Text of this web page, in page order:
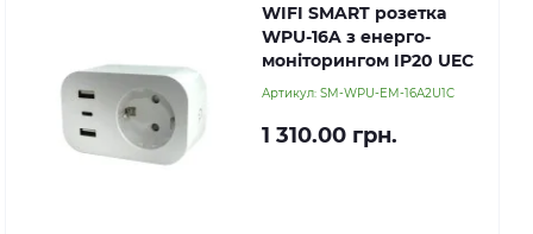
WIFI SMART розетка
WPU-16A з енерго-
моніторингом IP20 UEC
Артикул: SM-WPU-EM-16A2U1C
1 310.00 грн.